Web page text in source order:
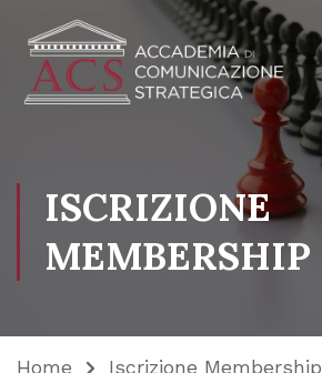
ISCRIZIONE
MEMBERSHIP
Home Iscrizione Membership